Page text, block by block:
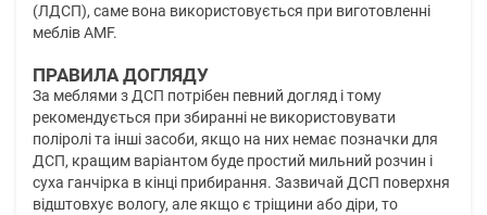
(ЛДСП), саме вона використовується при виготовленні
меблів AMF.
ПРАВИЛА ДОГЛЯДУ
За меблями з ДСП потрібен певний догляд і тому
рекомендується при збиранні не використовувати
поліролі та інші засоби, якщо на них немає позначки для
ДСП, кращим варіантом буде простий мильний розчин і
суха ганчірка в кінці прибирання. Зазвичай ДСП поверхня
відштовхує вологу, але якщо є тріщини або діри, то